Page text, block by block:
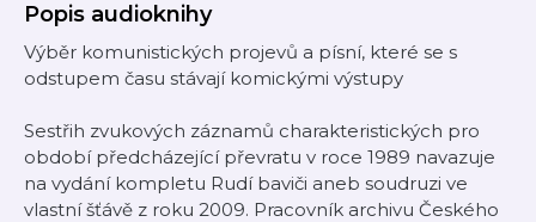
Popis audioknihy
Výběr komunistických projevů a písní, které se s
odstupem času stávají komickými výstupy
Sestřih zvukových záznamů charakteristických pro
období předcházející převratu v roce 1989 navazuje
na vydání kompletu Rudí baviči aneb soudruzi ve
vlastní šťávě z roku 2009. Pracovník archivu Českého